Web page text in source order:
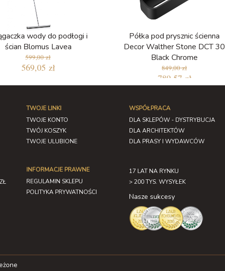
wody do podłogi i
ścian Blomus Lavea
599,00 zł
569,05 zł
Półka pod prysznic ścienna
Decor Walther Stone DCT 30
Black Chrome
849,00 zł
789,57 zł
TWOJE LINKI
TWOJE KONTO
TWÓJ KOSZYK
TWOJE ULUBIONE
INFORMACJE PRAWNE
REGULAMIN SKLEPU
POLITYKA PRYWATNOŚCI
WSPÓŁPRACA
DLA SKLEPÓW - DYSTRYBUCJA
DLA ARCHITEKTÓW
DLA PRASY I WYDAWCÓW
17 LAT NA RYNKU
> 200 TYS. WYSYŁEK
Nasze sukcesy